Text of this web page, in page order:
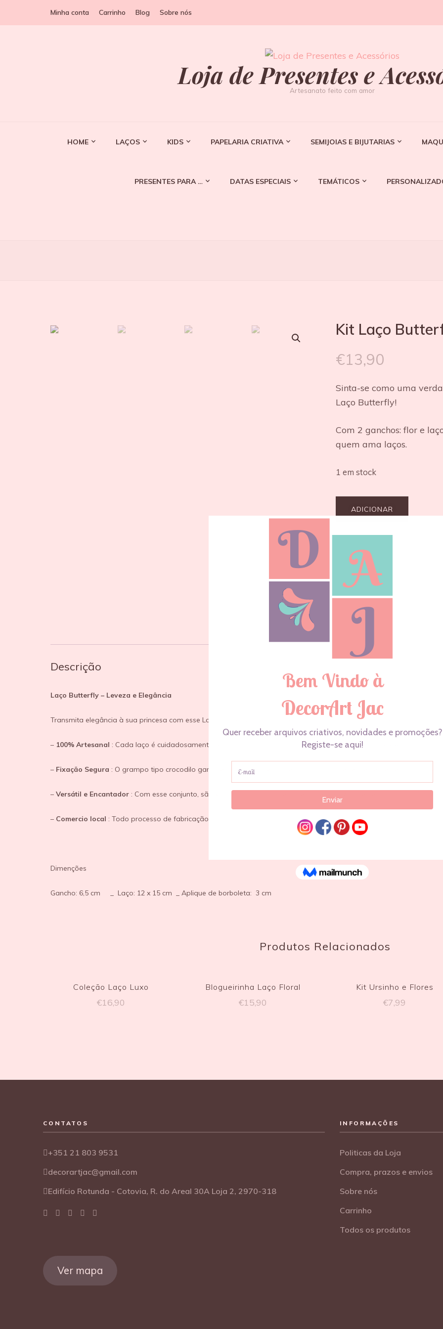
Minha conta Carrinho Blog Sobre nós
Loja de Presentes e
Artesanato feito com amor
HOME LAÇOS KIDS PAPELARIA CRIATIVA SEMIJOIAS E BIJUTARIAS
PRESENTES PARA … DATAS ESPECIAIS TEMÁTICOS
Kit Laço
€13,90
Sinta-se como uma
Laço Butterfly!
Com 2 ganchos: flor e
quem ama laços.
1 em stock
ADICIONAR
REF:104
Categorias: Kits Laços
Descrição
Descrição
Laço Butterfly – Leveza e Elegância
Transmita elegância à sua princesa com esse Laço Butterfly. Cada laço é uma obra-prima artesanal, feita com
– 100% Artesanal : Cada laço é cuidadosamente feito à mão, garantindo um toque único e qualidade exepcional.
– Fixação Segura : O grampo tipo crocodilo garante que o laço permaneça no lugar, independentemente do tipo de
– Versátil e Encantador : Com esse conjunto, são varias as combinações que podes realizar, perfeito para todas as
– Comercio local : Todo processo de fabricação é feito na nossa loja em Sesimbra.
Dimenções
Gancho: 6,5 cm _ Laço: 12 x 15 cm _ Aplique de borboleta: 3 cm
Produtos Relacionados
Coleção Laço Luxo
€16,90
Blogueirinha Laço Floral
€15,90
Kit Ursinho e Flores
€7,99
CONTATOS
+351 21 803 9531
decorartjac@gmail.com
Edifício Rotunda - Cotovia, R. do Areal 30A Loja 2, 2970-318
Ver mapa
INFORMAÇÕES
Politicas da Loja
Compra, prazos e envios
Sobre nós
Carrinho
Todos os produtos